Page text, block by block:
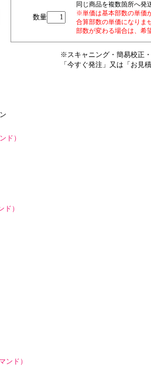
ド）
ド）
ンド）
数量
同じ商品を複数箇所へ発
※単価は基本部数の単価
合算部数の単価になりま
部数が変わる場合は、希
※スキャニング・簡易校正
「今すぐ発注」又は「お見